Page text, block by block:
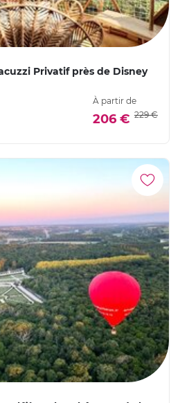
Privatif près de Disney
À partir de
206 € 229 €